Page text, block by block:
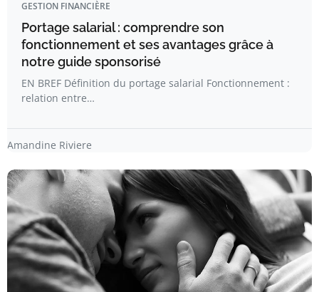
GESTION FINANCIÈRE
Portage salarial : comprendre son
fonctionnement et ses avantages grâce à
notre guide sponsorisé
EN BREF Définition du portage salarial Fonctionnement :
relation entre…
Amandine Riviere